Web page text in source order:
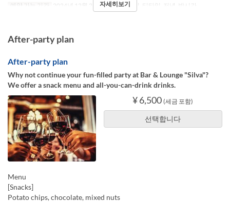
예약 가능 기간 2024년 12월 26일 ~ 식사 점심, 티타임, 저녁, 밤시간
자세히보기
After-party plan
After-party plan
Why not continue your fun-filled party at Bar & Lounge "Silva"?
We offer a snack menu and all-you-can-drink drinks.
¥ 6,500 (세금 포함)
선택합니다
Menu
[Snacks]
Potato chips, chocolate, mixed nuts